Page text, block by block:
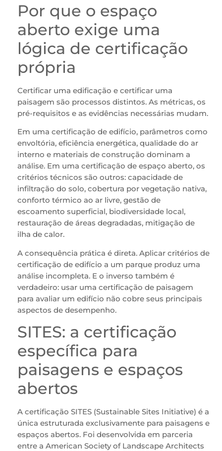
Por que o espaço
aberto exige uma
lógica de certificação
própria
Certificar uma edificação e certificar uma
paisagem são processos distintos. As métricas, os
pré-requisitos e as evidências necessárias mudam.
Em uma certificação de edifício, parâmetros como
envoltória, eficiência energética, qualidade do ar
interno e materiais de construção dominam a
análise. Em uma certificação de espaço aberto, os
critérios técnicos são outros: capacidade de
infiltração do solo, cobertura por vegetação nativa,
conforto térmico ao ar livre, gestão de
escoamento superficial, biodiversidade local,
restauração de áreas degradadas, mitigação de
ilha de calor.
A consequência prática é direta. Aplicar critérios de
certificação de edifício a um parque produz uma
análise incompleta. E o inverso também é
verdadeiro: usar uma certificação de paisagem
para avaliar um edifício não cobre seus principais
aspectos de desempenho.
SITES: a certificação
específica para
paisagens e espaços
abertos
A certificação SITES (Sustainable Sites Initiative) é a
única estruturada exclusivamente para paisagens e
espaços abertos. Foi desenvolvida em parceria
entre a American Society of Landscape Architects